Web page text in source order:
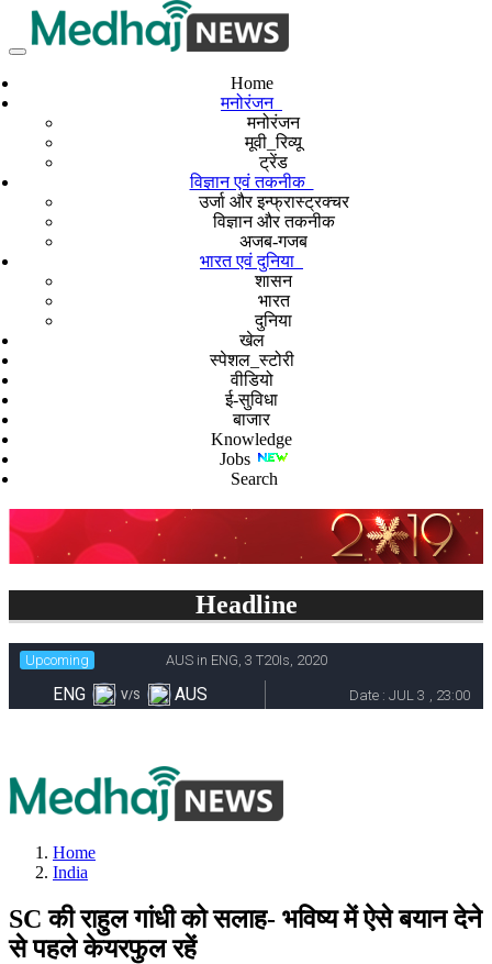
Home
मनोरंजन
मनोरंजन
मूवी_रिव्यू
ट्रेंड
विज्ञान एवं तकनीक
उर्जा और इन्फ्रास्ट्रक्चर
विज्ञान और तकनीक
अजब-गजब
भारत एवं दुनिया
शासन
भारत
दुनिया
खेल
स्पेशल_स्टोरी
वीडियो
ई-सुविधा
बाजार
Knowledge
Jobs
Search
Headline
Home
India
SC की राहुल गांधी को सलाह- भविष्य में ऐसे बयान देने
से पहले केयरफुल रहें